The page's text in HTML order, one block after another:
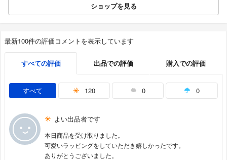
ショップを見る
最新100件の評価コメントを表示しています
すべての評価 出品での評価 購入での評価
すべて 120 0 0
よい出品者です
本日商品を受け取りました。
可愛いラッピングをしていただき嬉しかったです。
ありがとうございました。